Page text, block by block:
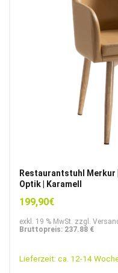
Restaurantstuhl
Optik | Karamell
199,90€
exkl. 19 % MwSt. zzgl.
Bruttopreis: 237.88 €
Lieferzeit: ca. 12-14